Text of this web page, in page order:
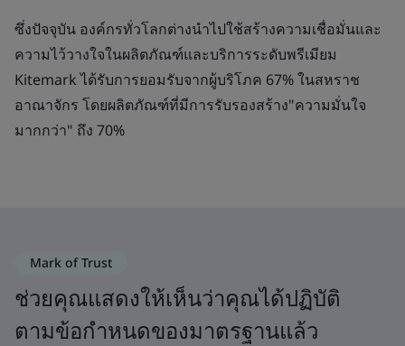
ซึ่งปัจจุบัน องค์กรทั่วโลกต่างนำไปใช้สร้างความเชื่อมั่นและ
ความไว้วางใจในผลิตภัณฑ์และบริการระดับพรีเมียม
Kitemark ได้รับการยอมรับจากผู้บริโภค 67% ในสหราช
อาณาจักร โดยผลิตภัณฑ์ที่มีการรับรองสร้าง"ความมั่นใจ
มากกว่า" ถึง 70%
Mark of Trust
ช่วยคุณแสดงให้เห็นว่าคุณได้ปฏิบัติ
ตามข้อกำหนดของมาตรฐานแล้ว